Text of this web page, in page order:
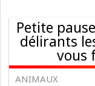
Petite
délirants
vous
ANIMAUX